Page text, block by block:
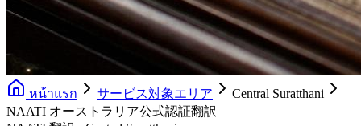
หน้าแรก サービス対象エリア
Central Suratthani
NAATI オーストラリア公式認証翻訳